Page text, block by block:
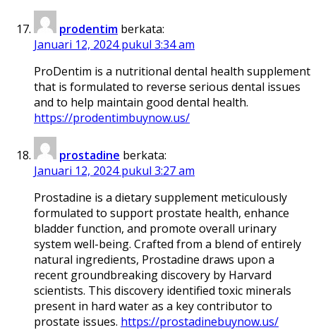
prodentim berkata:
Januari 12, 2024 pukul 3:34 am
ProDentim is a nutritional dental health supplement
that is formulated to reverse serious dental issues
and to help maintain good dental health.
https://prodentimbuynow.us/
prostadine berkata:
Januari 12, 2024 pukul 3:27 am
Prostadine is a dietary supplement meticulously
formulated to support prostate health, enhance
bladder function, and promote overall urinary
system well-being. Crafted from a blend of entirely
natural ingredients, Prostadine draws upon a
recent groundbreaking discovery by Harvard
scientists. This discovery identified toxic minerals
present in hard water as a key contributor to
prostate issues. https://prostadinebuynow.us/